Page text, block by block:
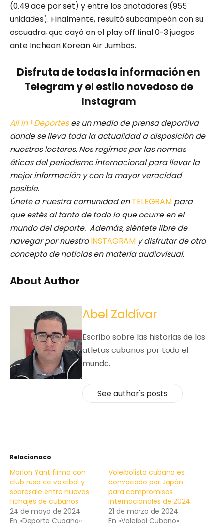
(0.49 ace por set) y entre los anotadores (955
unidades). Finalmente, resultó subcampeón con su
escuadra, que cayó en el play off final 0-3 juegos
ante Incheon Korean Air Jumbos.
Disfruta de todas la información en
Telegram y el estilo novedoso de
Instagram
All in 1 Deporteses un medio de prensa deportiva
donde se lleva toda la actualidad a disposición de
nuestros lectores. Nos regimos por las normas
éticas del periodismo internacional para llevar la
mejor información y con la mayor veracidad
posible.
Únete a nuestra comunidad enTELEGRAM para
que estés al tanto de todo lo que ocurre en el
mundo del deporte. Además, siéntete libre de
navegar por nuestro INSTAGRAM y disfrutar de otro
concepto de noticias en materia audiovisual.
About Author
Abel Zaldívar
Escribo sobre las historias de los
atletas cubanos por todo el
mundo.
See author's posts
Relacionado
Marlon Yant firma con
club ruso de voleibol y
sobresale entre nuevos
fichajes de cubanos
24 de mayo de 2024
En «Deporte Cubano»
Voleibolista cubano es
convocado por Japón
para compromisos
internacionales de 2024
21 de marzo de 2024
En «Voleibol Cubano»